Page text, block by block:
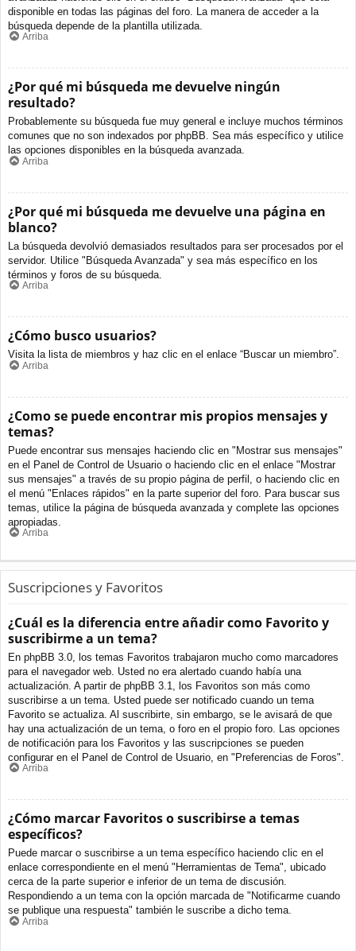
disponible en todas las páginas del foro. La manera de acceder a la
búsqueda depende de la plantilla utilizada.
Arriba
¿Por qué mi búsqueda me devuelve ningún
resultado?
Probablemente su búsqueda fue muy general e incluye muchos términos
comunes que no son indexados por phpBB. Sea más específico y utilice
las opciones disponibles en la búsqueda avanzada.
Arriba
¿Por qué mi búsqueda me devuelve una página en
blanco?
La búsqueda devolvió demasiados resultados para ser procesados por el
servidor. Utilice "Búsqueda Avanzada" y sea más específico en los
términos y foros de su búsqueda.
Arriba
¿Cómo busco usuarios?
Visita la lista de miembros y haz clic en el enlace “Buscar un miembro”.
Arriba
¿Como se puede encontrar mis propios mensajes y
temas?
Puede encontrar sus mensajes haciendo clic en "Mostrar sus mensajes"
en el Panel de Control de Usuario o haciendo clic en el enlace "Mostrar
sus mensajes" a través de su propio página de perfil, o haciendo clic en
el menú "Enlaces rápidos" en la parte superior del foro. Para buscar sus
temas, utilice la página de búsqueda avanzada y complete las opciones
apropiadas.
Arriba
Suscripciones y Favoritos
¿Cuál es la diferencia entre añadir como Favorito y
suscribirme a un tema?
En phpBB 3.0, los temas Favoritos trabajaron mucho como marcadores
para el navegador web. Usted no era alertado cuando había una
actualización. A partir de phpBB 3.1, los Favoritos son más como
suscribirse a un tema. Usted puede ser notificado cuando un tema
Favorito se actualiza. Al suscribirte, sin embargo, se le avisará de que
hay una actualización de un tema, o foro en el propio foro. Las opciones
de notificación para los Favoritos y las suscripciones se pueden
configurar en el Panel de Control de Usuario, en "Preferencias de Foros".
Arriba
¿Cómo marcar Favoritos o suscribirse a temas
específicos?
Puede marcar o suscribirse a un tema específico haciendo clic en el
enlace correspondiente en el menú "Herramientas de Tema", ubicado
cerca de la parte superior e inferior de un tema de discusión.
Respondiendo a un tema con la opción marcada de "Notificarme cuando
se publique una respuesta" también le suscribe a dicho tema.
Arriba